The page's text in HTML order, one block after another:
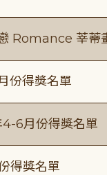
Romance 莘蒂
份得獎名單
4-6月份得獎名單
得獎名單